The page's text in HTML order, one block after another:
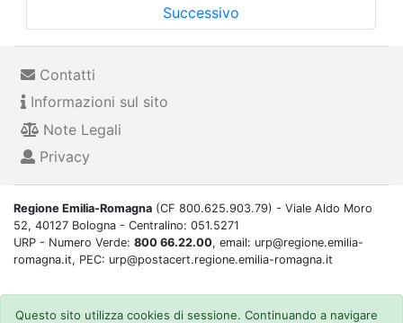
Successivo
Contatti
Informazioni sul sito
Note Legali
Privacy
Regione Emilia-Romagna (CF 800.625.903.79) - Viale Aldo Moro
52, 40127 Bologna - Centralino: 051.5271
URP - Numero Verde: 800 66.22.00, email: urp@regione.emilia-
romagna.it, PEC: urp@postacert.regione.emilia-romagna.it
Questo sito utilizza cookies di sessione. Continuando a navigare